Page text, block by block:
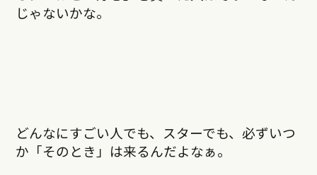
じゃないかな。
どんなにすごい人でも、スターでも、必ずいつ
か「そのとき」は来るんだよなぁ。